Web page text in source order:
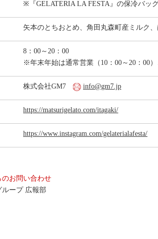
※『GELATERIA LA FESTA』の保冷バッ
矢本のとちおとめ、角田丸森町産ミルク
8：00～20：00
※年末年始は通常営業（10：00～20：00
株式会社GM7 info@gm7.jp
https://matsurigelato.com/itagaki/
https://www.instagram.com/gelaterialafesta/
お問い合わせ
ープ 広報部